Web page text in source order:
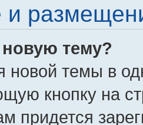
и
новую тему?
новой темы в
кнопку на
придется